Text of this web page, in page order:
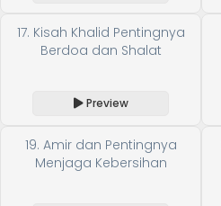
17. Kisah Khalid Pentingnya
Berdoa dan Shalat
Preview
19. Amir dan Pentingnya
Menjaga Kebersihan